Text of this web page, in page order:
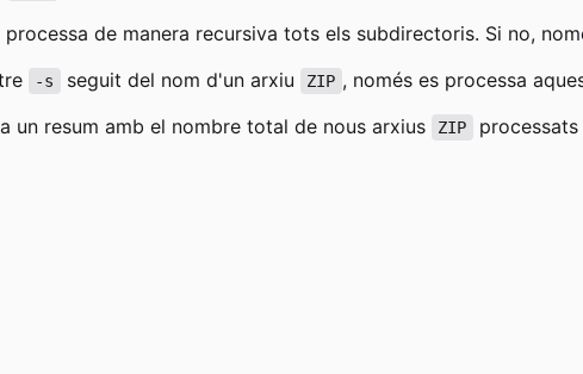
processa de manera recursiva tots els subdirectoris. Si no,
-s seguit del nom d'un arxiu ZIP , només es processa
un resum amb el nombre total de nous arxius ZIP